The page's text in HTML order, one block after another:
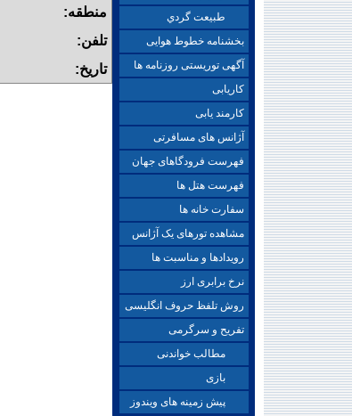
منطقه:
تلفن:
تاریخ:
طبيعت گردي
بخشنامه خطوط هوایی
آگهی توریستی روزنامه ها
کاریابی
کارمند یابی
آژانس های مسافرتی
فهرست فرودگاهای جهان
فهرست هتل ها
سفارت خانه ها
مشاهده تورهای یک آژانس
رویدادها و مناسبت ها
نرخ برابری ارز
روش تلفظ حروف انگلیسی
تفریح و سرگرمی
مطالب خواندنی
بازی
پیش زمینه های ویندوز